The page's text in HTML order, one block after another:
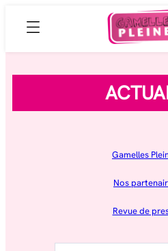
Gamelles
Nos
Revue de
Rechercher